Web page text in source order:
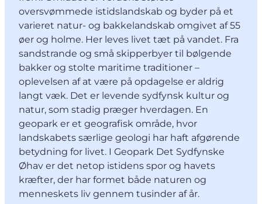
oversvømmede istidslandskab og byder på et
varieret natur- og bakkelandskab omgivet af 55
øer og holme. Her leves livet tæt på vandet. Fra
sandstrande og små skipperbyer til bølgende
bakker og stolte maritime traditioner –
oplevelsen af at være på opdagelse er aldrig
langt væk. Det er levende sydfynsk kultur og
natur, som stadig præger hverdagen. En
geopark er et geografisk område, hvor
landskabets særlige geologi har haft afgørende
betydning for livet. I Geopark Det Sydfynske
Øhav er det netop istidens spor og havets
kræfter, der har formet både naturen og
menneskets liv gennem tusinder af år.